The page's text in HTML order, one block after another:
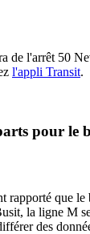
de l'arrêt 50
l'appli Transit.
pour le
rapporté que
la ligne M
des